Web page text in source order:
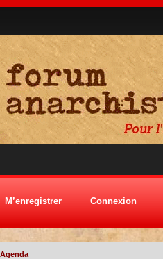
M’enregistrer Connexion
Agenda